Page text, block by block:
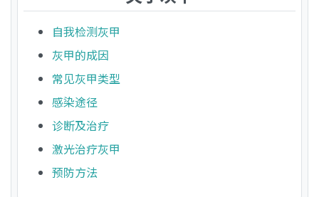
自我检测灰甲
灰甲的成因
常见灰甲类型
感染途径
诊断及治疗
激光治疗灰甲
预防方法